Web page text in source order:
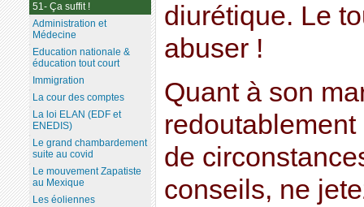
diurétique. Le
abuser !
Quant à son
de
conseils, ne
51- Ça suffit !
Administration et
Médecine
Education nationale &
éducation tout court
Immigration
La cour des comptes
La loi ELAN (EDF et
ENEDIS)
Le grand chambardement
suite au covid
Le mouvement Zapatiste
au Mexique
Les éoliennes